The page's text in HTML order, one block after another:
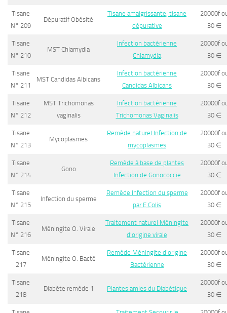
Tisane
N° 209
Dépuratif Obésité
Tisane amaigrissante, tisane
dépurative
20000f
30 ∈
Tisane
N° 210
MST Chlamydia
Infection bactérienne
Chlamydia
20000f
30 ∈
Tisane
N° 211
MST Candidas Albicans
Infection bactérienne
Candidas Albicans
20000f
30 ∈
Tisane
N° 212
MST Trichomonas
vaginalis
Infection bactérienne
Trichomonas Vaginalis
20000f
30 ∈
Tisane
N° 213
Mycoplasmes
Remède naturel Infection de
mycoplasmes
20000f
30 ∈
Tisane
N° 214
Gono
Remède à base de plantes
Infection de Gonococcie
20000f
30 ∈
Tisane
N° 215
Infection du sperme
Remède Infection du sperme
par E.Colis
20000f
30 ∈
Tisane
N° 216
Méningite O. Virale
Traitement naturel Méningite
d’origine virale
20000f
30 ∈
Tisane
217
Méningite O. Bacté
Remède Méningite d’origine
Bactérienne
20000f
30 ∈
Tisane
218
Diabète remède 1 Plantes amies du Diabétique
20000f
30 ∈